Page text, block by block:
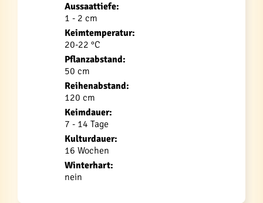
Aussaattiefe:
1 - 2 cm
Keimtemperatur:
20-22 °C
Pflanzabstand:
50 cm
Reihenabstand:
120 cm
Keimdauer:
7 - 14 Tage
Kulturdauer:
16 Wochen
Winterhart:
nein